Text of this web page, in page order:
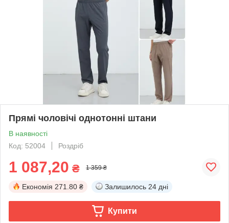
Прямі чоловічі однотонні штани
В наявності
Код: 52004
Роздріб
1 087,20 ₴ 1 359 ₴
Економія 271.80 ₴ Залишилось 24 дні
Купити